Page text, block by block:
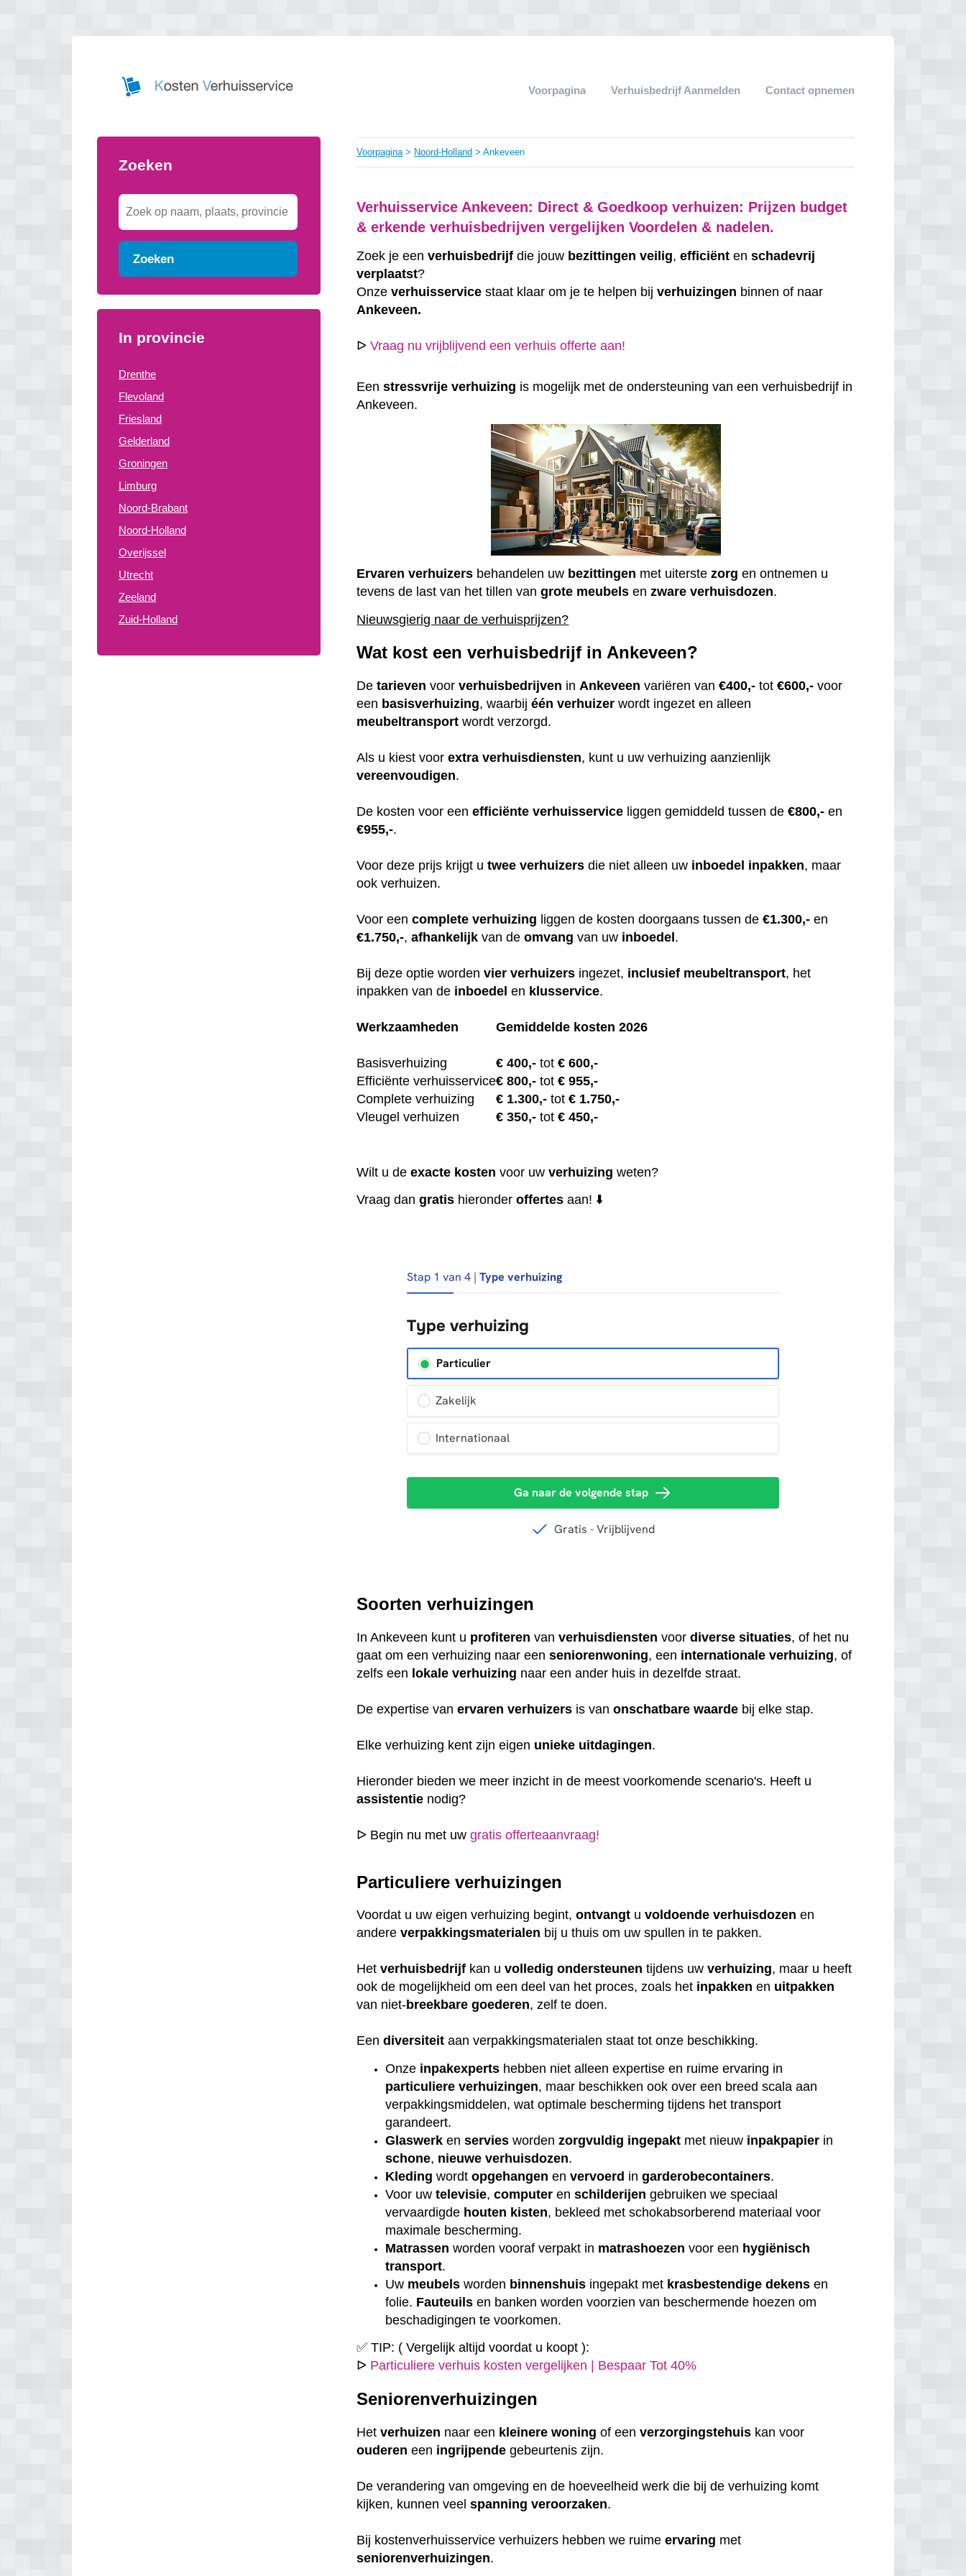
Voorpagina Verhuisbedrijf Aanmelden Contact opnemen
Zoeken
Zoeken
In provincie
Drenthe
Flevoland
Friesland
Gelderland
Groningen
Limburg
Noord-Brabant
Noord-Holland
Overijssel
Utrecht
Zeeland
Zuid-Holland
Voorpagina> Noord-Holland > Ankeveen
Verhuisservice Ankeveen: Direct & Goedkoop verhuizen: Prijzen budget
& erkende verhuisbedrijven vergelijken Voordelen & nadelen.
Zoek je eenverhuisbedrijf die jouw bezittingen veilig,efficiënt enschadevrij
verplaatst?
Onzeverhuisservice staat klaar om je te helpen bijverhuizingen binnen of naar
Ankeveen.
ᐅVraag nu vrijblijvend een verhuis offerte aan!
Eenstressvrije verhuizing is mogelijk met de ondersteuning van een verhuisbedrijf in
Ankeveen.
Ervaren verhuizers behandelen uw bezittingen met uiterstezorg en ontnemen u
tevens de last van het tillen vangrote meubels enzware verhuisdozen.
Nieuwsgierig naar de verhuisprijzen?
Wat kost een verhuisbedrijf in Ankeveen?
Detarieven voorverhuisbedrijven inAnkeveen variëren van€400,- tot€600,- voor
een basisverhuizing, waarbijéén verhuizer wordt ingezet en alleen
meubeltransport wordt verzorgd.
Als u kiest voorextra verhuisdiensten, kunt u uw verhuizing aanzienlijk
vereenvoudigen.
De kosten voor eenefficiënte verhuisservice liggen gemiddeld tussen de€800,- en
€955,-.
Voor deze prijs krijgt utwee verhuizers die niet alleen uw inboedel inpakken, maar
ook verhuizen.
Voor eencomplete verhuizing liggen de kosten doorgaans tussen de€1.300,- en
€1.750,-,afhankelijk van deomvang van uw inboedel .
Bij deze optie wordenvier verhuizers ingezet, inclusief meubeltransport, het
inpakken van de inboedel en klusservice.
Werkzaamheden Gemiddelde kosten 2026
Basisverhuizing €400,- tot € 600,-
Efficiënte verhuisservice€800,- tot€ 955,-
Complete verhuizing
€ 1.300,- tot€ 1.750,-
Vleugel verhuizen
€350,- tot€ 450,-
Wilt u deexacte kosten voor uwverhuizing weten?
Vraag dangratis hieronderoffertes aan! ⬇️
Soorten verhuizingen
In Ankeveen kunt u profiteren vanverhuisdiensten voordiverse situaties, of het nu
gaat om een verhuizing naar eenseniorenwoning, een internationale verhuizing, of
zelfs een lokale verhuizing naar een ander huis in dezelfde straat.
De expertise vanervaren verhuizers is vanonschatbare waarde bij elke stap.
Elke verhuizing kent zijn eigen unieke uitdagingen.
Hieronder bieden we meer inzicht in de meest voorkomende scenario's. Heeft u
assistentie nodig?
ᐅ Begin nu met uwgratis offerteaanvraag!
Particuliere verhuizingen
Voordat u uw eigen verhuizing begint,ontvangt uvoldoende verhuisdozen en
andereverpakkingsmaterialen bij u thuis om uw spullen in te pakken.
Hetverhuisbedrijf kan uvolledig ondersteunen tijdens uwverhuizing, maar u heeft
ook de mogelijkheid om een deel van het proces, zoals het inpakken en uitpakken
van niet-breekbare goederen, zelf te doen.
Eendiversiteit aan verpakkingsmaterialen staat tot onze beschikking.
Onze inpakexperts hebben niet alleen expertise en ruime ervaring in
particuliere verhuizingen, maar beschikken ook over een breed scala aan
verpakkingsmiddelen, wat optimale bescherming tijdens het transport
garandeert.
Glaswerk enservies wordenzorgvuldig ingepakt met nieuw inpakpapier in
schone, nieuwe verhuisdozen.
Kleding wordtopgehangen envervoerd ingarderobecontainers.
Voor uwtelevisie,computer enschilderijen gebruiken we speciaal
vervaardigde houten kisten, bekleed met schokabsorberend materiaal voor
maximale bescherming.
Matrassen worden vooraf verpakt in matrashoezen voor een hygiënisch
transport.
Uw meubels worden binnenshuis ingepakt met krasbestendige dekens en
folie. Fauteuils en banken worden voorzien van beschermende hoezen om
beschadigingen te voorkomen.
✅ TIP: ( Vergelijk altijd voordat u koopt ):
ᐅ Particuliere verhuis kosten vergelijken | Bespaar Tot 40%
Seniorenverhuizingen
Hetverhuizen naar een kleinere woning of eenverzorgingstehuis kan voor
ouderen een ingrijpende gebeurtenis zijn.
De verandering van omgeving en de hoeveelheid werk die bij de verhuizing komt
kijken, kunnen veelspanning veroorzaken.
Bij kostenverhuisservice verhuizers hebben we ruimeervaring met
seniorenverhuizingen.